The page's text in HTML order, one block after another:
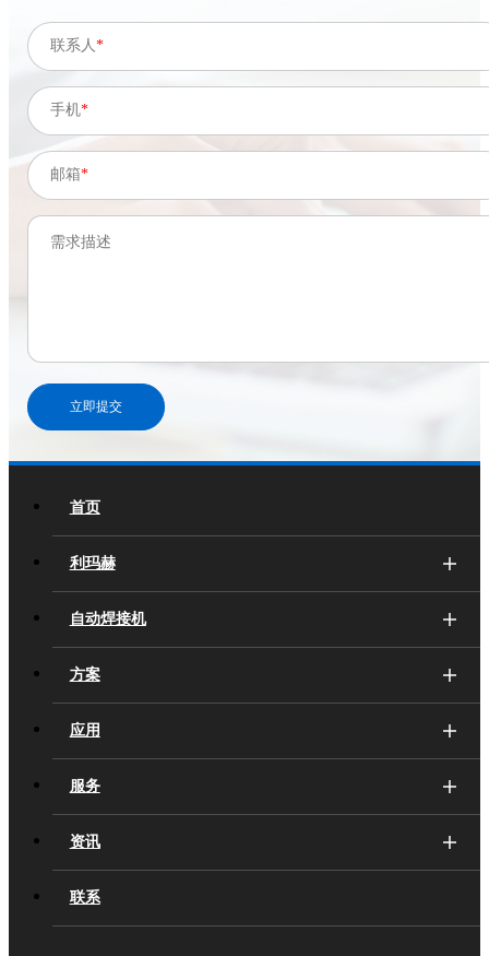
联系人*
手机*
邮箱*
需求描述
立即提交
首页
利玛赫
自动焊接机
方案
应用
服务
资讯
联系